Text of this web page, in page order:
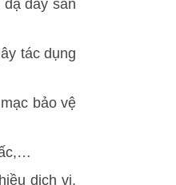
dày sản
tác dụng
bảo vệ
dịch vị,